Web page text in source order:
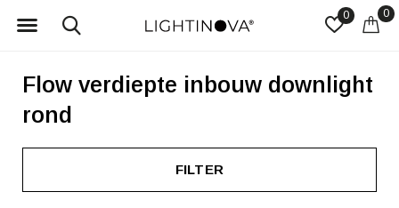
0 0
Flow verdiepte inbouw downlight
rond
FILTER